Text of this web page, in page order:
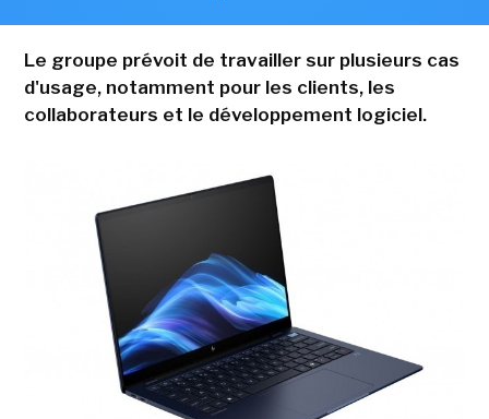
Le groupe prévoit de travailler sur plusieurs cas
d'usage, notamment pour les clients, les
collaborateurs et le développement logiciel.